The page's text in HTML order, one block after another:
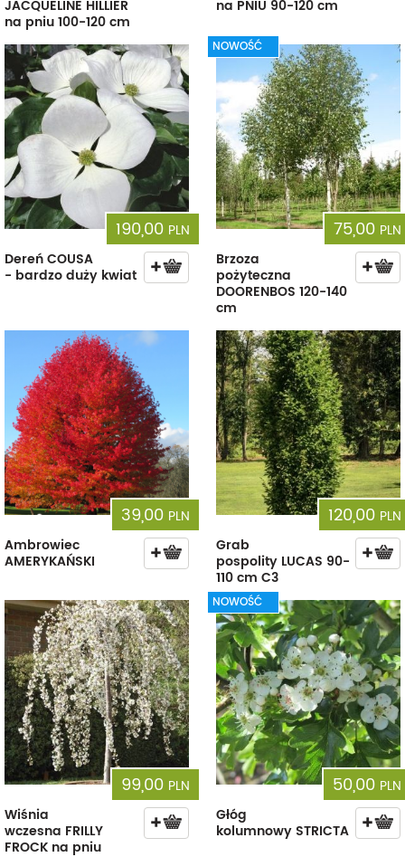
JACQUELINE HILLIER
na pniu 100-120 cm
na PNIU 90-120 cm
190,00 PLN
Dereń COUSA
- bardzo duży kwiat
NOWOŚĆ
75,00 PLN
Brzoza
pożyteczna
DOORENBOS 120-140
cm
39,00 PLN
Ambrowiec
AMERYKAŃSKI
120,00 PLN
Grab
pospolity LUCAS 90-
110 cm C3
99,00 PLN
Wiśnia
wczesna FRILLY
FROCK na pniu
NOWOŚĆ
50,00 PLN
Głóg
kolumnowy STRICTA